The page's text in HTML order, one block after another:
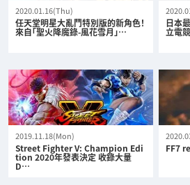
2020.01.16(Thu)
任天堂明星大亂鬥特別版的新角色！
來自「聖火降魔錄-風花雪月」…
日本
立電
2019.11.18(Mon)
Street Fighter V: Champion Edi
tion 2020年發表決定 收錄大量
D…
FF7